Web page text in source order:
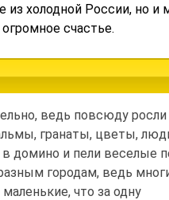
из холодной России, но и
счастье.
ведь повсюду росли
гранаты, цветы,
в домино и пели веселые
городам, ведь
что за одну